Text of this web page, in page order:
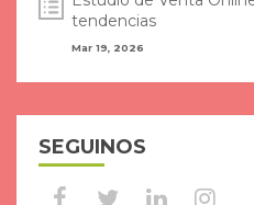
tendencias
Mar 19, 2026
SEGUINOS